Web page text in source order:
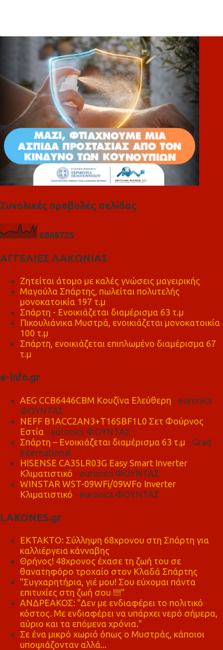
λ
Συνολικές προβολές σελίδας
6868725
ΑΓΓΕΛΙΕΣ ΛΑΚΩΝΙΑΣ
Ζητείται άτομο με καλές γνώσεις μαγειρικής
Μαγούλα Σπάρτης, πωλείται πολυτελής
μονοκατοικία 197 τ.μ
Σπάρτη - Ενοικιάζεται διαμέρισμα 63 τ.μ
Πικουλιάνικα Μυστρά, ενοικιάζεται μονοκατοικία
100 τ.μ
Σπάρτη, ενοικιάζεται επιπλωμένο διαμέρισμα 67
τ.μ
e-info.gr
AEG CCB6446CBM Κουζίνα Ελεύθερη - euronics
ΦΟΥΝΤΑΣ
NEFF B1ACC2AN3+T16SBF1L0 Σετ Φούρνος
Εστία - euronics ΦΟΥΝΤΑΣ
Σπάρτη – Ενοικιάζεται διαμέρισμα 63 τ.μ - Grad
international
HISENSE CA35LR03G Easy Smart Inverter
Κλιματιστικό - euronics ΦΟΥΝΤΑΣ
WINSTAR WST-09WFi/09WFo Inverter
Κλιματιστικό - euronics ΦΟΥΝΤΑΣ
LAKONES.gr
ΕΚΤΑΚΤΟ: Σύλληψη 68χρονου στη Σπάρτη για
καλλιέργεια κάνναβης
Θρήνος! 48χρονος έχασε τη ζωή του σε
θανατηφόρο τροχαίο στον Κλαδά Σπάρτης
"Συγχαρητήρια, γιέ μου! Σου εύχομαι πάντα
επιτυχίες στη ζωή σου !!!!"
ΑΝΔΡΕΑΚΟΣ: "Δεν με ενδιαφέρει το πολιτικό
κόστος. Με ενδιαφέρει να υπάρχει νερό σήμερα,
αύριο και τα επόμενα χρόνια."
Σε ένα μικρό χωριό όπως ο Μυστράς, κάποιοι
υποψιάζονταν αλλά...